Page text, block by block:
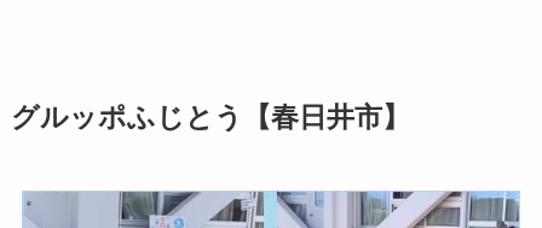
グルッポふじとう【春日井市】